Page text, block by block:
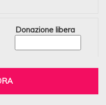
Donazione libera